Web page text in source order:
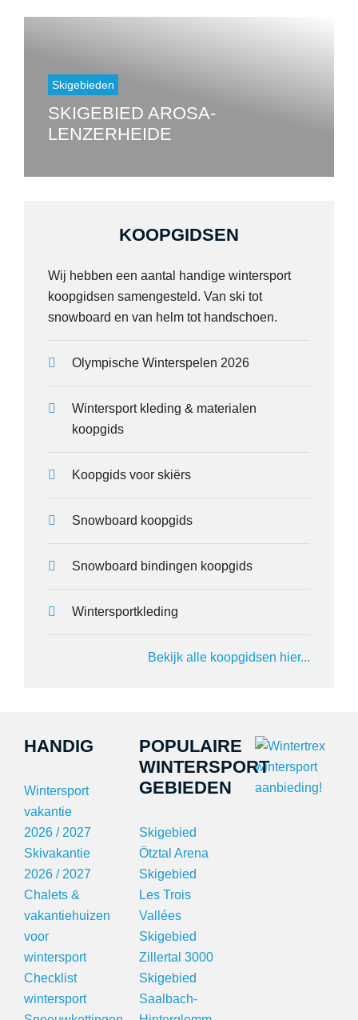
Skigebieden
SKIGEBIED AROSA-
LENZERHEIDE
KOOPGIDSEN
Wij hebben een aantal handige wintersport
koopgidsen samengesteld. Van ski tot
snowboard en van helm tot handschoen.
Olympische Winterspelen 2026
Wintersport kleding & materialen
koopgids
Koopgids voor skiërs
Snowboard koopgids
Snowboard bindingen koopgids
Wintersportkleding
Bekijk alle koopgidsen hier...
HANDIG
Wintersport
vakantie
2026 / 2027
Skivakantie
2026 / 2027
Chalets &
vakantiehuizen
voor
wintersport
Checklist
wintersport
POPULAIRE
WINTERSPORT
GEBIEDEN
Skigebied
Ötztal Arena
Skigebied
Les Trois
Vallées
Skigebied
Zillertal 3000
Skigebied
Saalbach-